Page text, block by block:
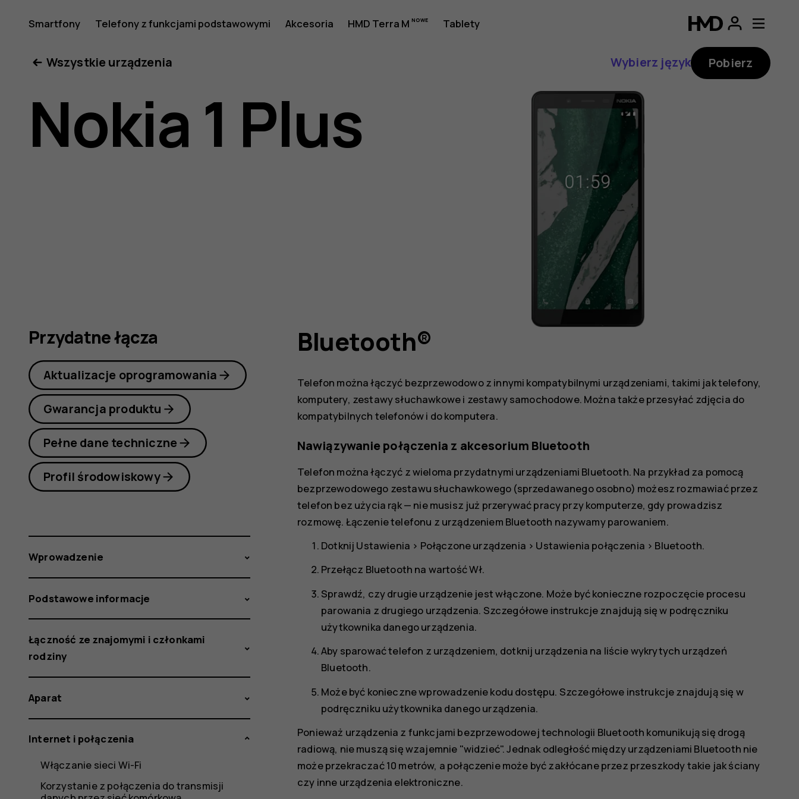
Instrukcja
obsługi
telefonu
Plus
Smartfony Telefony z funkcjami podstawowymi Akcesoria HMD Terra M Tablety
Wszystkie urządzenia Wybierz język Pobierz
Nokia 1 Plus
Bluetooth®
Telefon można łączyć bezprzewodowo z innymi kompatybilnymi urządzeniami, takimi jak telefony,
komputery, zestawy słuchawkowe i zestawy samochodowe. Można także przesyłać zdjęcia do
kompatybilnych telefonów i do komputera.
Nawiązywanie połączenia z akcesorium Bluetooth
Telefon można łączyć z wieloma przydatnymi urządzeniami Bluetooth. Na przykład za pomocą
bezprzewodowego zestawu słuchawkowego (sprzedawanego osobno) możesz rozmawiać przez
telefon bez użycia rąk — nie musisz już przerywać pracy przy komputerze, gdy prowadzisz
rozmowę. Łączenie telefonu z urządzeniem Bluetooth nazywamy parowaniem.
Dotknij Ustawienia > Połączone urządzenia > Ustawienia połączenia > Bluetooth.
Przełącz Bluetooth na wartośćWł.
Sprawdź, czy drugie urządzenie jest włączone. Może być konieczne rozpoczęcie procesu
parowania z drugiego urządzenia. Szczegółowe instrukcje znajdują się w podręczniku
użytkownika danego urządzenia.
Aby sparować telefon z urządzeniem, dotknij urządzenia na liście wykrytych urządzeń
Bluetooth.
Może być konieczne wprowadzenie kodu dostępu. Szczegółowe instrukcje znajdują się w
podręczniku użytkownika danego urządzenia.
Ponieważ urządzenia z funkcjami bezprzewodowej technologii Bluetooth komunikują się drogą
radiową, nie muszą się wzajemnie "widzieć". Jednak odległość między urządzeniami Bluetooth nie
może przekraczać 10 metrów, a połączenie może być zakłócane przez przeszkody takie jak ściany
czy inne urządzenia elektroniczne.
Przydatne łącza
Aktualizacje oprogramowania
Gwarancja produktu
Pełne dane techniczne
Profil środowiskowy
Wprowadzenie
Podstawowe informacje
Łączność ze znajomymi i członkami
rodziny
Aparat
Internet i połączenia
Włączanie sieci Wi-Fi
Korzystanie z połączenia do transmisji